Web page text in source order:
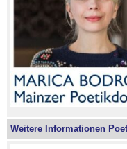
Weitere Informationen